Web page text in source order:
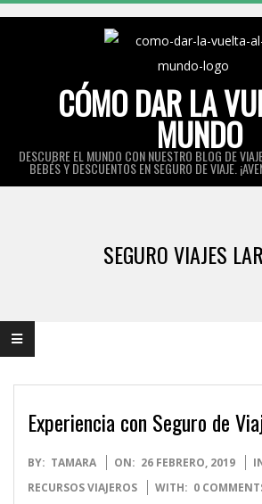
CÓMO DAR LA
MUNDO
DESCUBRE EL MUNDO CON NUESTRO BLOG DE
BEBÉS Y DESCUENTOS EN SEGURO DE VIAJE.
SEGURO VIAJES
Experiencia con Seguro de
2019-
02-
BY: TAMARA ON: 26 FEBRERO, 2019
RECURSOS VIAJEROS
WITH: 0